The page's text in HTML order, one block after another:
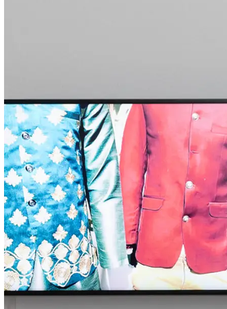
Die Arbeit bezieht sich auf die unvergessliche Liebesgeschichte
des ersten bedeutenden frühmodernen Punjabi-Sufi-Dichters des
16. Jahrhunderts, Shah Hussain. Er wurde aufgrund seiner
Verbindung zu einem hinduistischen Brahmanen-Jungen bekannt.
Ihre Beziehung überschritt gesellschaftliche Normen und religiöse
Grenzen und symbolisiert Einheit und Liebe in Südasien.
Poetische Videoästhetik
Die Ausstellung „Between Two Worlds“ zeigt Shafis neueste
Videoarbeiten sowie eine Auswahl von Videos aus den letzten
fünfzehn Jahren. Zwei davon entstanden während seines
Aufenthalts in Krems. Es handelt sich um radikal poetische, sehr
persönliche Werke von großer Sensibilität und einer ästhetischen
Sprache, die seinen kulturellen Hintergrund mit Methoden der
internationalen zeitgenössischen Kunst verbinden. In eindringlich
schönen Bildern, die an lyrische Traumsequenzen erinnern,
beschäftigt er sich mit persönlichen Themen wie Ablehnung,
Einsamkeit und der Sehnsucht nach Liebe und Gemeinschaft.
Dabei handelt es sich um existenzielle Fragen, die weit über das
rein Persönliche hinausgehen. Sie offenbaren auch die Strategien,
mit denen der Künstler seine eigenen persönlichen Begegnungen
verarbeitet.